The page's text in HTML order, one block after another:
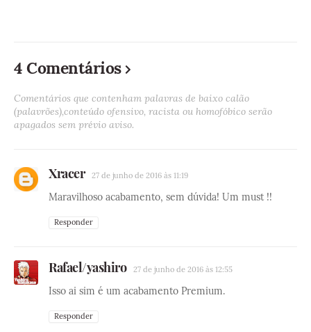
4 Comentários
Comentários que contenham palavras de baixo calão
(palavrões),conteúdo ofensivo, racista ou homofóbico serão
apagados sem prévio aviso.
Xracer 27 de junho de 2016 às 11:19
Maravilhoso acabamento, sem dúvida! Um must !!
Responder
Rafael/yashiro 27 de junho de 2016 às 12:55
Isso ai sim é um acabamento Premium.
Responder